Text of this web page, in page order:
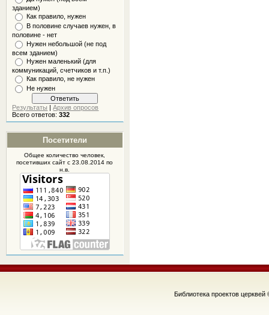
зданием)
Как правило, нужен
В половине случаев нужен, в
половине - нет
Нужен небольшой (не под
всем зданием)
Нужен маленький (для
коммуникаций, счетчиков и т.п.)
Как правило, не нужен
Не нужен
Результаты |Архив опросов
Всего ответов:332
Посетители
Общее количество человек,
посетившихсайтс 23.08.2014 по
н.в.
Библиотека проектов церквей